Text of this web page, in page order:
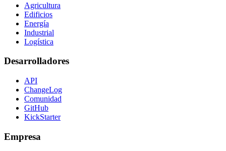
Agricultura
Edificios
Energía
Industrial
Logística
Desarrolladores
API
ChangeLog
Comunidad
GitHub
KickStarter
Empresa